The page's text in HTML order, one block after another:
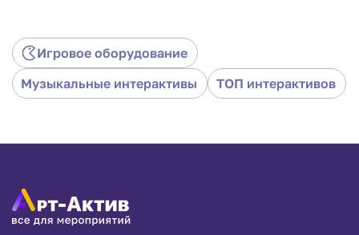
инструментах, нужны лишь внимательность,
реакция и веселый настрой. Вы удивитесь,
насколько ярким может быть выступление ваших
друзей/коллег. Игра прекрасно развлечет не
только самих участников, но и зрителей, ведь они
Игровое оборудование
Музыкальные интерактивы
ТОП интерактивов